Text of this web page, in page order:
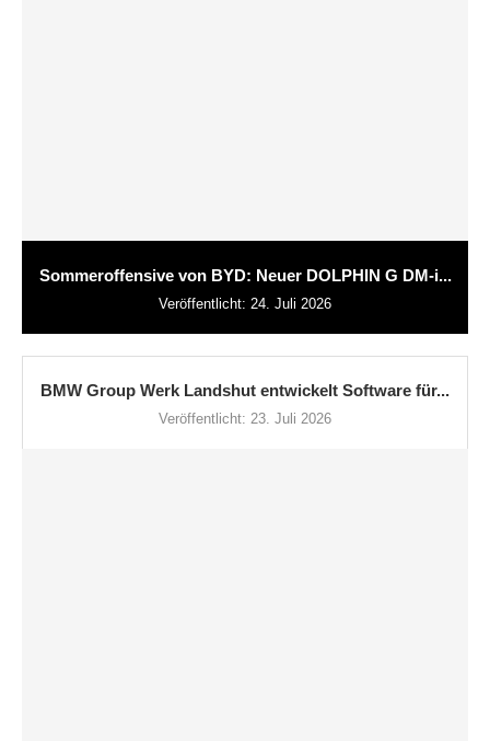
Sommeroffensive von BYD: Neuer DOLPHIN G DM-i...
Veröffentlicht: 24. Juli 2026
BMW Group Werk Landshut entwickelt Software für...
Veröffentlicht: 23. Juli 2026